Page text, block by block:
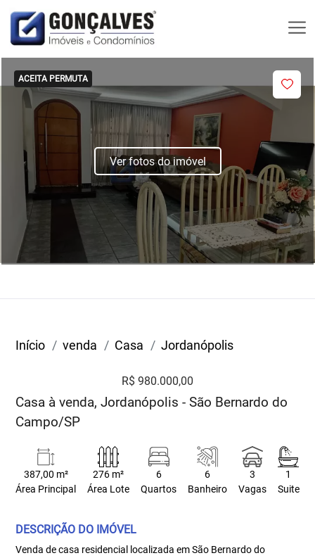
ACEITA PERMUTA
Ver fotos do imóvel
Início venda Casa Jordanópolis
R$ 980.000,00
Casa à venda, Jordanópolis - São Bernardo do
Campo/SP
387,00 m²
Área Principal
276 m²
Área Lote
6
Quartos
6
Banheiro
3
Vagas
1
Suite
DESCRIÇÃO DO IMÓVEL
Venda de casa residencial localizada em São Bernardo do